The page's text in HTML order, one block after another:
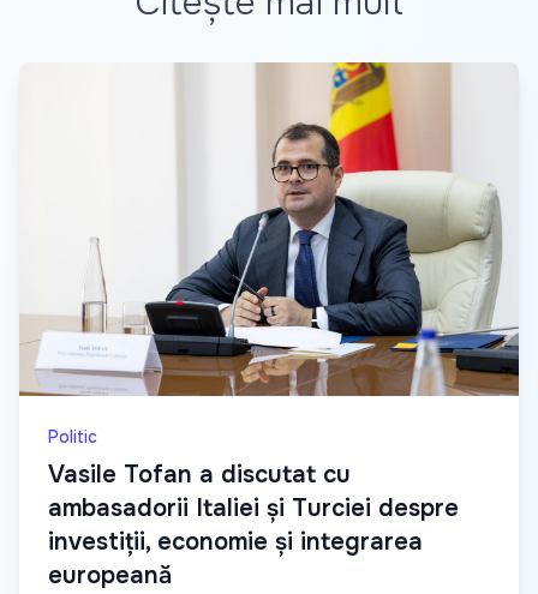
Politic
Vasile Tofan a discutat cu
ambasadorii Italiei și Turciei despre
investiții, economie și integrarea
europeană